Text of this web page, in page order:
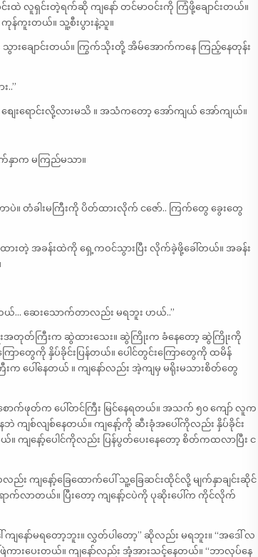
းထဲ လူရှင်းတဲ့ရက်ဆို ကျနော် တင်မာဝင်းကို ကြံဖို့ချောင်းတယ်။
န်ကူးတယ်။ သူ့စီးပွားနဲ့သူ။
းချောင်းတယ်။ ကြွက်သိုးတို့ အိမ်အောက်ကနေ ကြည့်နေတုန်း
ေးရောင်းလို့လားမသိ ။ အသံကတော့ အော်ကျယ် အော်ကျယ်။
က်နှာက မကြည်မသာ။
။ တံခါးမကြီးကို ပိတ်ထားလိုက် ငဇော်.. ကြက်တွေ ခွေးတွေ
ထားတဲ့ အခန်းထဲကို ရှေ့ကဝင်သွားပြီး လိုက်ခဲ့ဖို့ခေါ်တယ်။ အခန်း
ယ်… ဆေးသောက်တာလည်း မရဘူး ဟယ်..”
အတုတ်ကြီးက ဆွဲထားသေး။ ဆွဲကြိုးက ခံနေတော့ ဆွဲကြိုးကို
ြောတွေကို နှိပ်ခိုင်းပြန်တယ်။ ပေါင်တွင်းကြောတွေကို ထမိန်
က ပေါ်နေတယ် ။ ကျနော်လည်း အဲ့ကျမှ မရိုးမသားစိတ်တွေ
စောက်ဖုတ်က ပေါ်တင်ကြီး မြင်နေရတယ်။ အသက် ၅၀ ကျော် လူက
ကျစ်လျစ်နေတယ်။ ကျနော့်ကို ဆီးခုံအပေါ်ကိုလည်း နှိပ်ခိုင်း
ကျနော့်ပေါင်ကိုလည်း ပြန်ပွတ်ပေးနေတော့ စိတ်ကထလာပြီး င
း ကျနော့်ခြေထောက်ပေါ် သူ့ခြေဆင်းထိုင်လို့ မျက်နှာချင်းဆိုင်
ောက်လာတယ်။ ပြီးတော့ ကျနော့်ငပဲကို ပုဆိုးပေါ်က ကိုင်လိုက်
ကျနော်မရတော့ဘူး။ လွှတ်ပါတော့” ဆိုလည်း မရဘူး။ “အဒေါ် လ
းပေးတယ်။ ကျနော်လည်း အံ့အားသင့်နေတယ်။ “ဘာလုပ်နေ